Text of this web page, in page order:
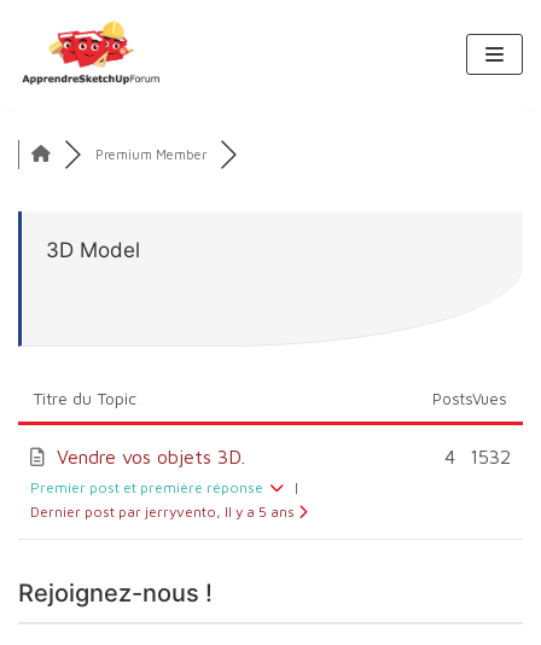
Premium Member
3D Model
Titre du Topic Vues
Posts
Vendre vos objets 3D.
Premier post et première réponse
|
Dernier post par jerryvento, Il y a 5 ans
1532
4
Rejoignez-nous !